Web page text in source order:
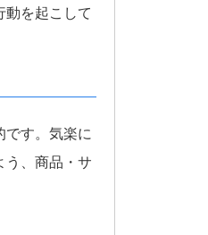
動を起こして
です。気楽に
う、商品・サ